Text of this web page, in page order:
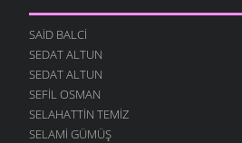
SAID BALCI
SEDAT ALTUN
SEDAT ALTUN
SEFIL OSMAN
SELAHATTIN TEMIZ
SELAMI GÜMÜŞ